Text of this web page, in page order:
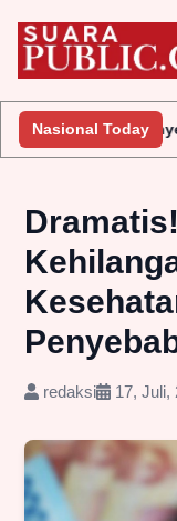
Nasional Today
Penyelidikan
redaksi 17, Juli,